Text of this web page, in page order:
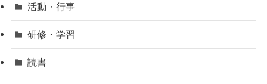
活動・行事
研修・学習
読書